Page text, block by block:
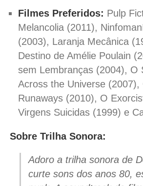
Filmes Preferidos: Pulp
Melancolia (2011),
(2003), Laranja Mecânica
Destino de Amélie Poulain
sem Lembranças (2004), O
Across the Universe
Runaways (2010), O
Virgens Suicidas (1999) e
Sobre Trilha Sonora:
Adoro a trilha sonora de
curte sons dos anos 80,